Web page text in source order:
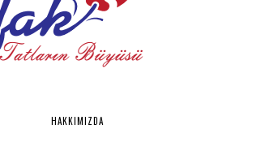
HAKKIMIZDA